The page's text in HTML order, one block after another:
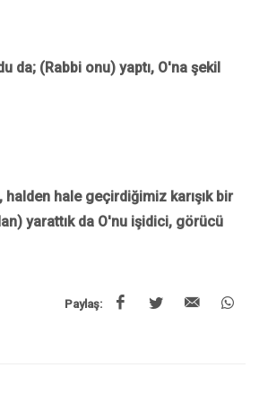
da; (Rabbi onu) yaptı, O'na şekil
halden hale geçirdiğimiz karışık bir
yarattık da O'nu işidici, görücü
Paylaş: